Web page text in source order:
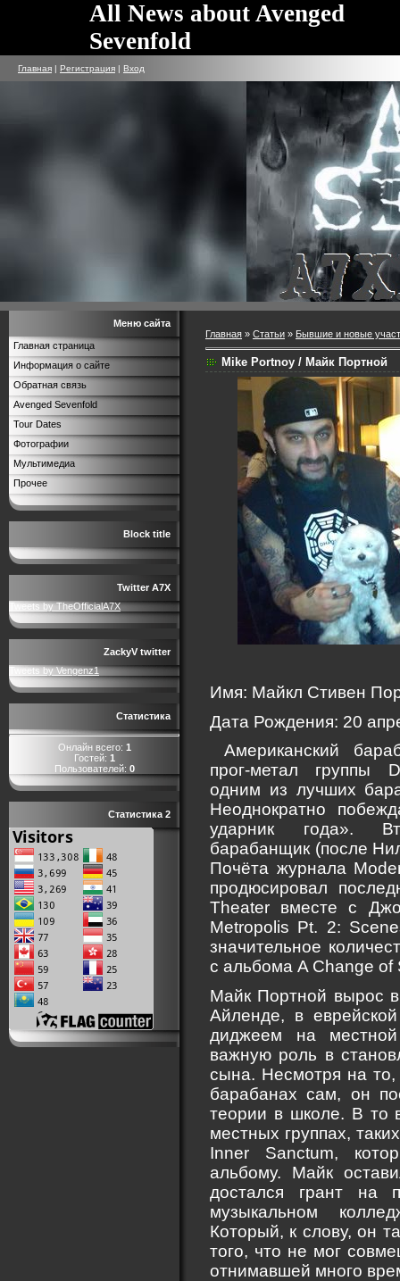
All News about Avenged
Sevenfold
Главная | Регистрация | Вход
Меню сайта
Главная страница
Информация о сайте
Обратная связь
Avenged Sevenfold
Tour Dates
Фотографии
Мультимедиа
Прочее
Block title
Twitter A7X
Tweets by TheOfficialA7X
ZackyV twitter
Tweets by Vengenz1
Статистика
Онлайн всего: 1
Гостей: 1
Пользователей: 0
Статистика 2
Главная » Статьи » Бывшие и новые
Mike Portnoy / Майк Портной
Имя: Майкл Стивен
Дата Рождения: 20
Американский
прог-метал группы
одним из лучших
Неоднократно
ударник года».
барабанщик (после
Почёта журнала
продюсировал
Theater вместе с
Metropolis Pt. 2:
значительное
с альбома A Change of
Майк Портной вырос
Айленде, в
диджеем на
важную роль в
сына. Несмотря на то,
барабанах сам, он
теории в школе. В то
местных группах,
Inner Sanctum,
альбому. Майк
достался грант на
музыкальном
Который, к слову, он
того, что не мог
отнимавшей много